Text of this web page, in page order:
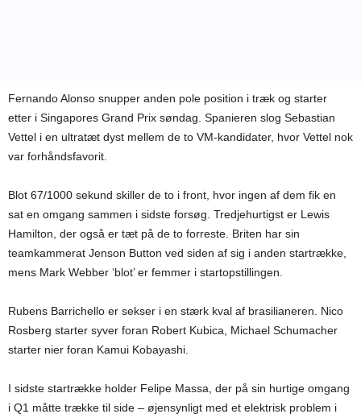
Fernando Alonso snupper anden pole position i træk og starter
etter i Singapores Grand Prix søndag. Spanieren slog Sebastian
Vettel i en ultratæt dyst mellem de to VM-kandidater, hvor Vettel nok
var forhåndsfavorit.
Blot 67/1000 sekund skiller de to i front, hvor ingen af dem fik en
sat en omgang sammen i sidste forsøg. Tredjehurtigst er Lewis
Hamilton, der også er tæt på de to forreste. Briten har sin
teamkammerat Jenson Button ved siden af sig i anden startrække,
mens Mark Webber ‘blot’ er femmer i startopstillingen.
Rubens Barrichello er sekser i en stærk kval af brasilianeren. Nico
Rosberg starter syver foran Robert Kubica, Michael Schumacher
starter nier foran Kamui Kobayashi.
I sidste startrække holder Felipe Massa, der på sin hurtige omgang
i Q1 måtte trække til side – øjensynligt med et elektrisk problem i